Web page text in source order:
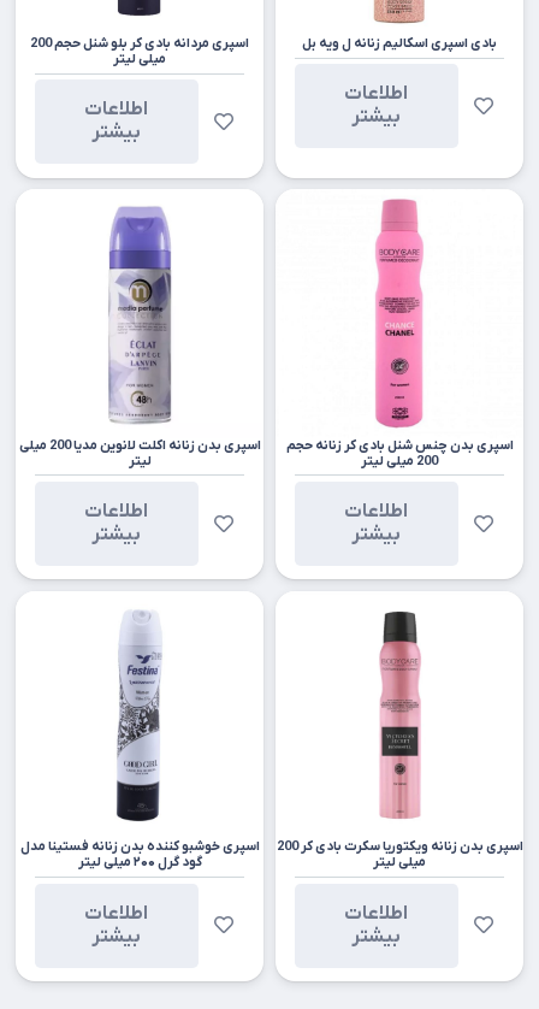
بادی اسپری اسکالیم زنانه ل ویه بل
اطلاعات
بیشتر
اسپری مردانه بادی کر بلو شنل حجم 200
میلی لیتر
اطلاعات
بیشتر
اسپری بدن چنس شنل بادی کر زنانه حجم
200 میلی لیتر
اطلاعات
بیشتر
اسپری بدن زنانه اکلت لانوین مدیا 200 میلی
لیتر
اطلاعات
بیشتر
اسپری بدن زنانه ویکتوریا سکرت بادی کر 200
میلی لیتر
اطلاعات
بیشتر
اسپری خوشبو کننده بدن زنانه فستینا مدل
گود گرل ۲۰۰ میلی لیتر
اطلاعات
بیشتر